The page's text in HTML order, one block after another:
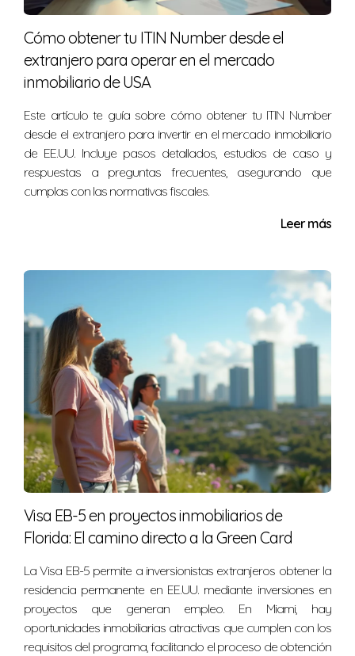
o consultores acreditados en el área.
Nélida Gómez tiene amplia experiencia en el ámbito
inmobiliario y migratorio en Miami. Si deseas explorar
opciones o aclarar dudas sobre cómo comprar una
propiedad y sus implicaciones migratorias, no dudes en
contactarme al 17865477270. Estoy aquí para ayudarte a
navegar este proceso con confianza y claridad.
Cómo obtener tu ITIN Number desde el
extranjero para operar en el mercado
inmobiliario de USA
Este artículo te guía sobre cómo obtener tu ITIN Number
desde el extranjero para invertir en el mercado inmobiliario
de EE.UU. Incluye pasos detallados, estudios de caso y
respuestas a preguntas frecuentes, asegurando que
cumplas con las normativas fiscales.
Leer más
Visa EB-5 en proyectos inmobiliarios de
Florida: El camino directo a la Green Card
La Visa EB-5 permite a inversionistas extranjeros obtener la
residencia permanente en EE.UU. mediante inversiones en
proyectos que generan empleo. En Miami, hay
oportunidades inmobiliarias atractivas que cumplen con los
requisitos del programa, facilitando el proceso de obtención